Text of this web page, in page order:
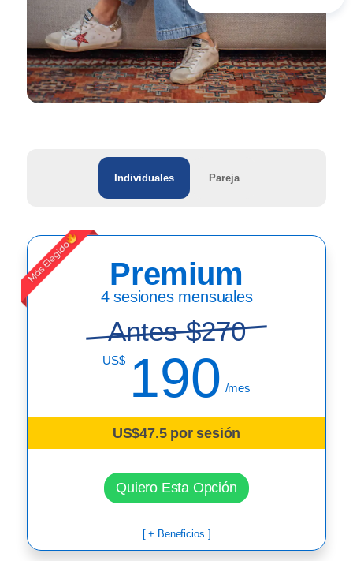
Individuales Pareja
Premium
4 sesiones mensuales
Antes $270
US$ 190 /mes
US$47.5 por sesión
Quiero Esta Opción
[ + Beneficios ]